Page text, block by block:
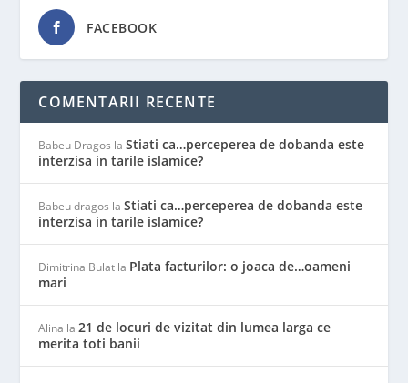
FACEBOOK
COMENTARII RECENTE
Babeu Dragos laStiati ca…perceperea de dobanda este
interzisa in tarile islamice?
Babeu dragos laStiati ca…perceperea de dobanda este
interzisa in tarile islamice?
Dimitrina Bulat la Plata facturilor: o joaca de…oameni
mari
Alina la21 de locuri de vizitat din lumea larga ce
merita toti banii